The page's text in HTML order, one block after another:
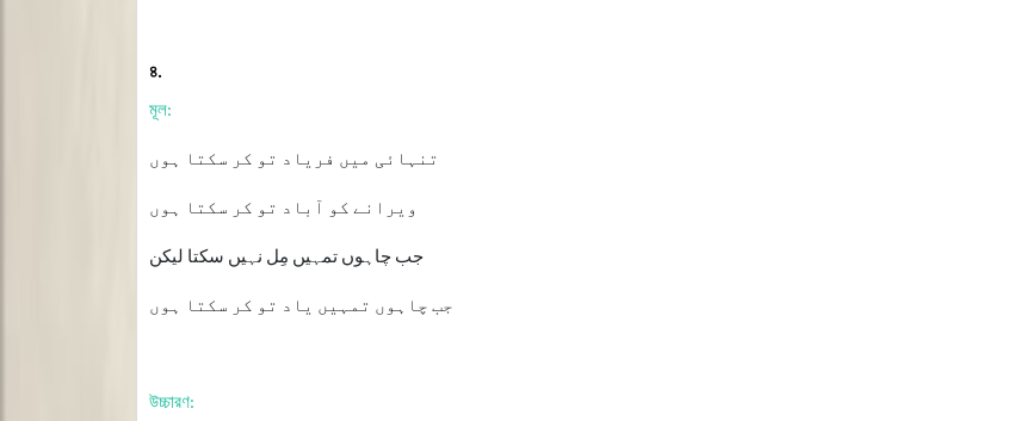
৪.
মূল:
تنہائی میں فریاد تو کر سکتا ہوں
ویرانے کو آباد تو کر سکتا ہوں
جب چاہوں تمہیں مِل نہیں سکتا لیکن
جب چاہوں تمہیں یاد تو کر سکتا ہوں
উচ্চারণ: